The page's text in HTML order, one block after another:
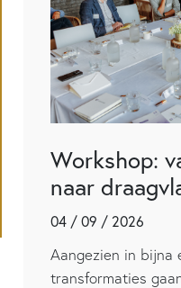
Workshop:
naar
04 / 09 / 2026
Aangezien in bijna
transformaties